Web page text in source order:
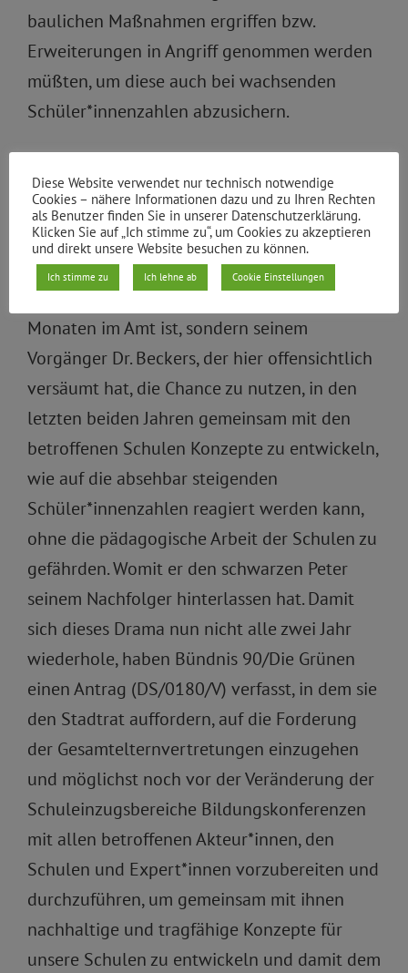
baulichen Maßnahmen ergriffen bzw.
Erweiterungen in Angriff genommen werden
müßten, um diese auch bei wachsenden
Schüler*innenzahlen abzusichern.
Gemeinsam nach nachhaltigen Lösungen
suchen
Das hier nichts passiert ist, ist nun nicht dem
neuen Schulstadtrat Andy Hehmke
vorzuwerfen, der ja erst seit wenigen
Monaten im Amt ist, sondern seinem
Vorgänger Dr. Beckers, der hier offensichtlich
versäumt hat, die Chance zu nutzen, in den
letzten beiden Jahren gemeinsam mit den
betroffenen Schulen Konzepte zu entwickeln,
wie auf die absehbar steigenden
Schüler*innenzahlen reagiert werden kann,
ohne die pädagogische Arbeit der Schulen zu
gefährden. Womit er den schwarzen Peter
seinem Nachfolger hinterlassen hat. Damit
sich dieses Drama nun nicht alle zwei Jahr
wiederhole, haben Bündnis 90/Die Grünen
einen Antrag (DS/0180/V) verfasst, in dem sie
den Stadtrat auffordern, auf die Forderung
der Gesamtelternvertretungen einzugehen
und möglichst noch vor der Veränderung der
Schuleinzugsbereiche Bildungskonferenzen
mit allen betroffenen Akteur*innen, den
Schulen und Expert*innen vorzubereiten und
durchzuführen, um gemeinsam mit ihnen
nachhaltige und tragfähige Konzepte für
unsere Schulen zu entwickeln und damit dem
Diese Website verwendet nur technisch notwendige
Cookies – nähere Informationen dazu und zu Ihren Rechten
als Benutzer finden Sie in unserer Datenschutzerklärung.
Klicken Sie auf „Ich stimme zu“, um Cookies zu akzeptieren
und direkt unsere Website besuchen zu können.
Ich stimme zu Ich lehne ab Cookie Einstellungen